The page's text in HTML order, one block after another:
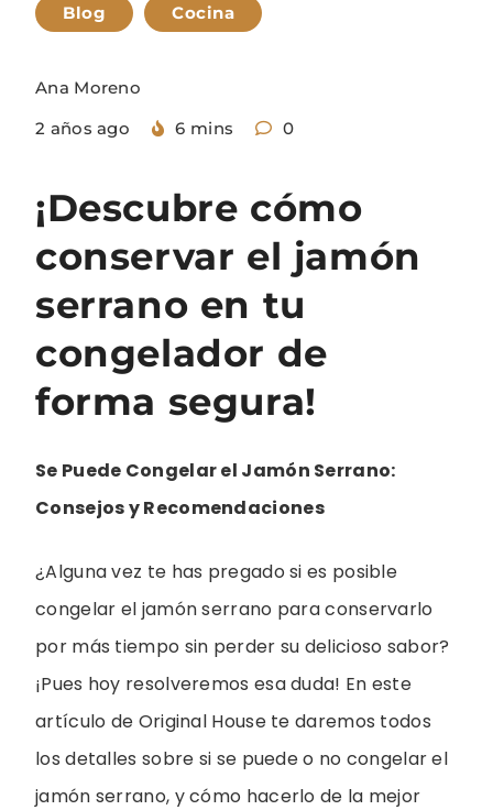
Blog Cocina
Ana Moreno
2 años ago
6 mins 0
¡Descubre cómo
conservar el jamón
serrano en tu
congelador de
forma segura!
Se Puede Congelar el Jamón Serrano:
Consejos y Recomendaciones
¿Alguna vez te has pregado si es posible
congelar el jamón serrano para conservarlo
por más tiempo sin perder su delicioso sabor?
¡Pues hoy resolveremos esa duda! En este
artículo de Original House te daremos todos
los detalles sobre si se puede o no congelar el
jamón serrano, y cómo hacerlo de la mejor